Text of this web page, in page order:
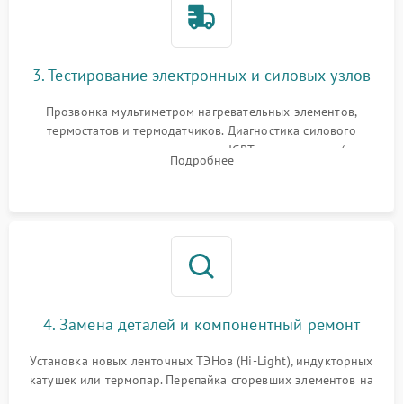
3. Тестирование электронных и силовых узлов
Прозвонка мультиметром нагревательных элементов,
термостатов и термодатчиков. Диагностика силового
модуля, реле, диодных мостов и IGBT-транзисторов (для
индукции). Проверка кранов и газ-контроля (для газовых
Подробнее
4. Замена деталей и компонентный ремонт
Установка новых ленточных ТЭНов (Hi-Light), индукторных
катушек или термопар. Перепайка сгоревших элементов на